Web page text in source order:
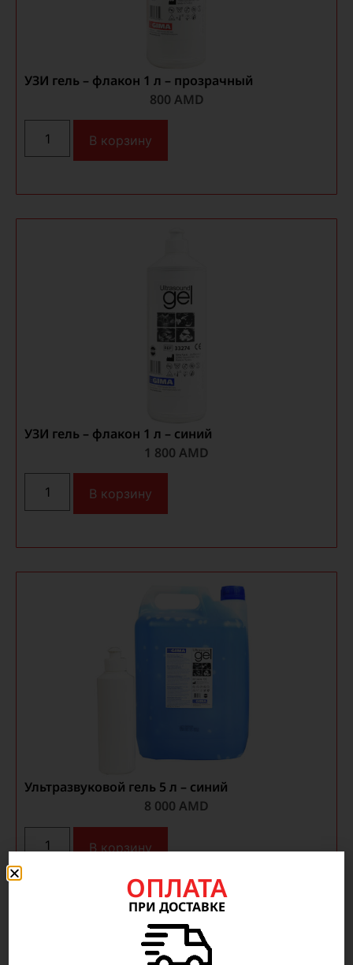
УЗИ гель – флакон 1 л – прозрачный
800 AMD
В корзину
УЗИ гель – флакон 1 л – синий
1 800 AMD
В корзину
Ультразвуковой гель 5 л – синий
8 000 AMD
В корзину
ОПЛАТА
ПРИ ДОСТАВКЕ